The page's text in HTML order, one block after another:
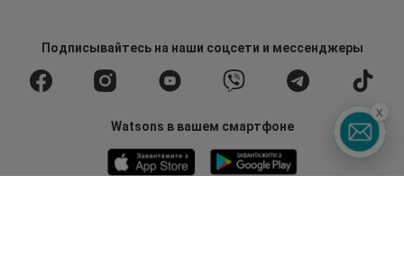
Подписывайтесьна наши соцсети и мессенджеры
Watsons в вашем смартфоне
x